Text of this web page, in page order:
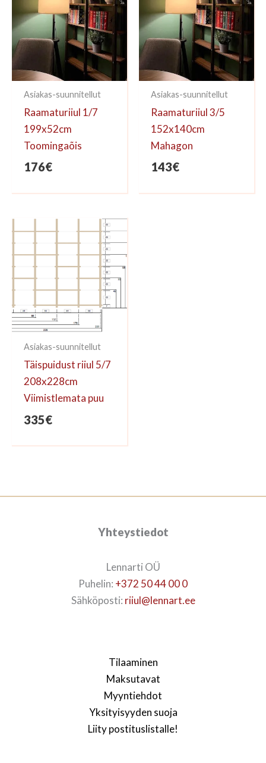
Asiakas-suunnitellut
Raamaturiiul 1/7
199x52cm
Toomingaõis
176€
Asiakas-suunnitellut
Raamaturiiul 3/5
152x140cm
Mahagon
143€
Asiakas-suunnitellut
Täispuidust riiul 5/7
208x228cm
Viimistlemata puu
335€
Yhteystiedot
Lennarti OÜ
Puhelin: +372 50 44 00 0
Sähköposti: riiul@lennart.ee
Tilaaminen
Maksutavat
Myyntiehdot
Yksityisyyden suoja
Liity postituslistalle!